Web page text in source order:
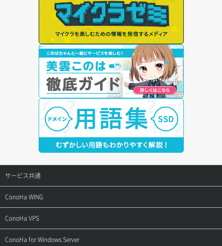
サービス共通
サポートトップ
ご契約・お支払い
ConoHa WING
サポートトップ
ご利用ガイド
ConoHa VPS
サポートトップ
ConoHa for Windows Server